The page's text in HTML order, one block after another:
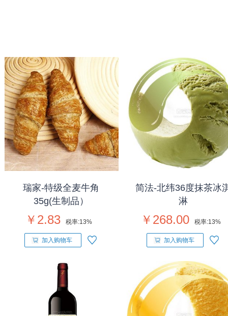
瑞家-特级全麦牛角
35g(生制品）
￥2.83 税率:13%
加入购物车
简法-北纬36度抹茶冰
淋
￥268.00 税率:13%
加入购物车